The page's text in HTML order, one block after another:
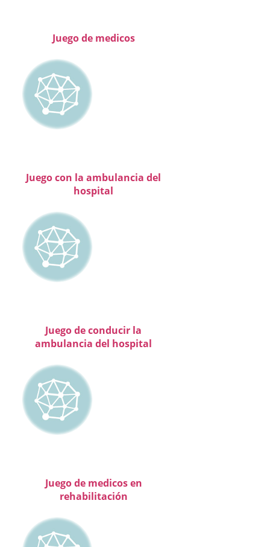
Juego de medicos
Juego con la ambulancia del
hospital
Juego de conducir la
ambulancia del hospital
Juego de medicos en
rehabilitación